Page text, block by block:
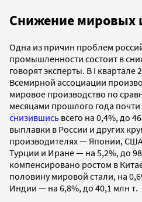
Снижение мировых
Одна из причин проблем
промышленности состоит в
говорят эксперты. В I квартале
Всемирной ассоциации
мировое производство по
месяцами прошлого года
снизившись всего на 0,4%, до
выплавки в России и других
производителях — Японии,
Турции и Иране — на 5,2%, до
компенсировано ростом в
половину мировой стали, на
Индии — на 6,8%, до 40,1 млн т.